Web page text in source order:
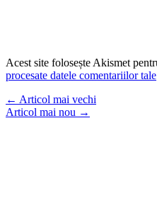
Acest site folosește Akismet
procesate datele comentariilor tale
← Articol mai vechi
Articol mai nou →